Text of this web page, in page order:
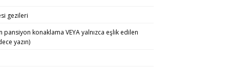
gezileri
konaklama VEYA yalnızca eşlik edilen
yazın)